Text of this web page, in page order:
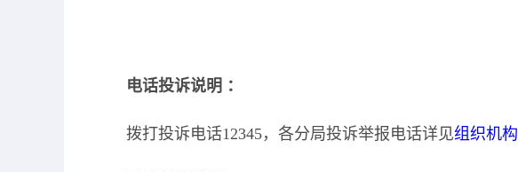
电话投诉说明 ：
拨打投诉电话12345，各分局投诉举报电话详见组织机构